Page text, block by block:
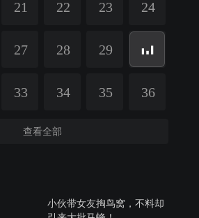
21 22 23 24
27 28 29
33 34 35 36
查看全部
小伙带女友掏鸟窝，不料却